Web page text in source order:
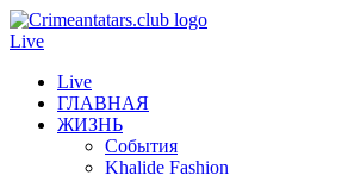
Live
Live
ГЛАВНАЯ
ЖИЗНЬ
События
Khalide Fashion